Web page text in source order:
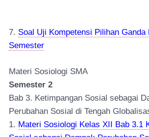
7. Soal Uji Kompetensi Pilihan Ganda
Semester
Materi Sosiologi SMA
Semester 2
Bab 3. Ketimpangan Sosial sebagai
Perubahan Sosial di Tengah
1. Materi Sosiologi Kelas XII Bab 3.1